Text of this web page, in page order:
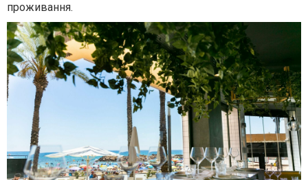
проживання.